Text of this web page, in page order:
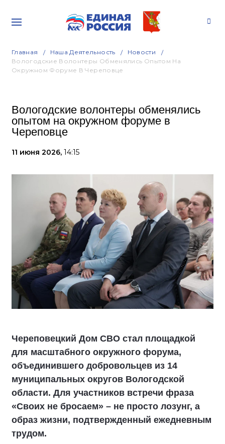
Главная Наша Деятельность
Новости
Вологодские Волонтеры Обменялись Опытом На
Окружном Форуме В Череповце
Вологодские волонтеры обменялись
опытом на окружном форуме в
Череповце
11 июня 2026, 14:15
Череповецкий Дом СВО стал площадкой
для масштабного окружного форума,
объединившего добровольцев из 14
муниципальных округов Вологодской
области. Для участников встречи фраза
«Своих не бросаем» – не просто лозунг, а
образ жизни, подтвержденный ежедневным
трудом.